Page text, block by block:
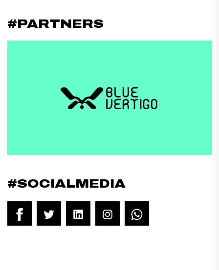
#PARTNERS
#SOCIALMEDIA
FacebookTwitter LinkedInInstagram